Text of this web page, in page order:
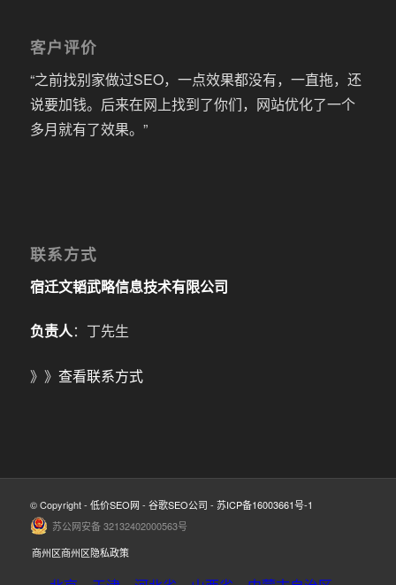
客户评价
“之前找别家做过SEO，一点效果都没有，一直拖，还
说要加钱。后来在网上找到了你们，网站优化了一个
多月就有了效果。”
联系方式
宿迁文韬武略信息技术有限公司
负责人：丁先生
》》 查看联系方式
© Copyright - 低价SEO网 - 谷歌SEO公司 - 苏ICP备16003661号-1
苏公网安备 32132402000563号
商州区商州区隐私政策